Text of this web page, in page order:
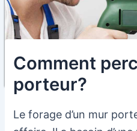
Comment
porteur?
Le forage d’un mur